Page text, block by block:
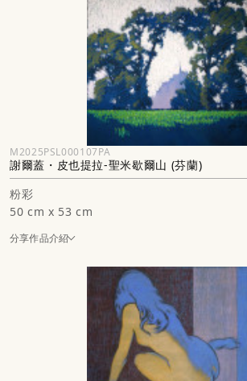
M2025PSL000107PA
謝爾蓋・皮也提拉-聖米歇爾山 (芬蘭)
粉彩
50 cm x 53 cm
分享作品介紹